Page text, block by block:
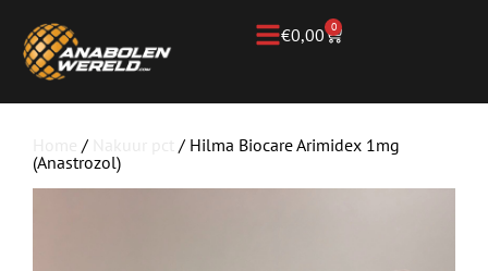
€0,00 0
/
/ Hilma Biocare Arimidex 1mg
(Anastrozol)